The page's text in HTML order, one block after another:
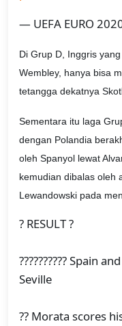
— UEFA EURO
Di Grup D, Inggris
Wembley, hanya bisa
tetangga dekatnya
Sementara itu laga
dengan Polandia
oleh Spanyol lewat
kemudian dibalas oleh
Lewandowski pada
? RESULT ?
?????????? Spain
Seville
?? Morata scores